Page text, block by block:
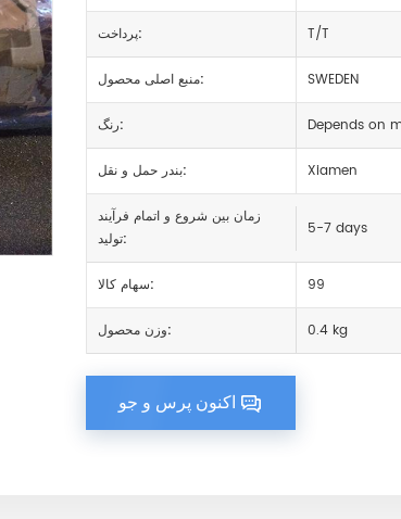
پرداخت: T/T
منبع اصلی محصول: SWEDEN
رنگ: Depends on
بندر حمل و نقل: Xiamen
زمان بین شروع و اتمام فرآیند
تولید:
5-7 days
سهام کالا: 99
وزن محصول: 0.4 kg
اکنون پرس و جو